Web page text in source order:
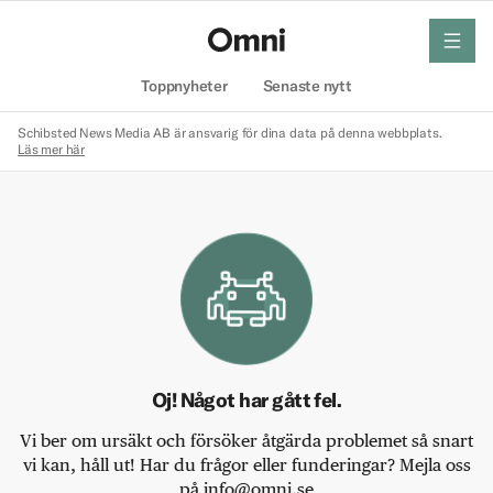
Toppnyheter Senaste nytt
meny
Schibsted News Media AB är ansvarig för dina data på denna webbplats.
Läs mer här
Oj! Något har gått fel.
Vi ber om ursäkt och försöker åtgärda problemet så snart
vi kan, håll ut! Har du frågor eller funderingar? Mejla oss